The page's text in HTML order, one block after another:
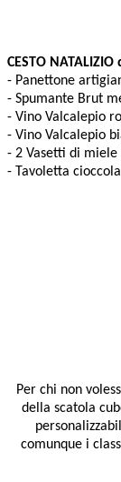
CESTO
- Panettone
- Spumante Brut
- Vino Valcalepio
- Vino Valcalepio
- 2 Vasetti di
- Tavoletta
Per chi non
della scatola
comunque i